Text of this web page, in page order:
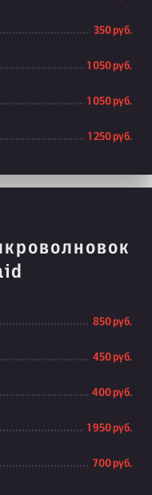
350 руб.
1 050 руб.
1 050 руб.
1 250 руб.
850 руб.
450 руб.
400 руб.
1 950 руб.
700 руб.